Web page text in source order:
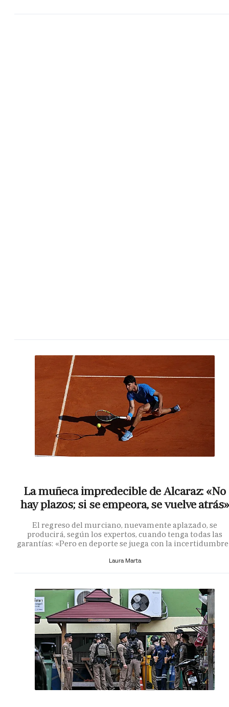
La muñeca impredecible de Alcaraz: «No
hay plazos; si se empeora, se vuelve atrás»
El regreso del murciano, nuevamente aplazado, se
producirá, según los expertos, cuando tenga todas las
garantías: «Pero en deporte se juega con la
Laura Marta